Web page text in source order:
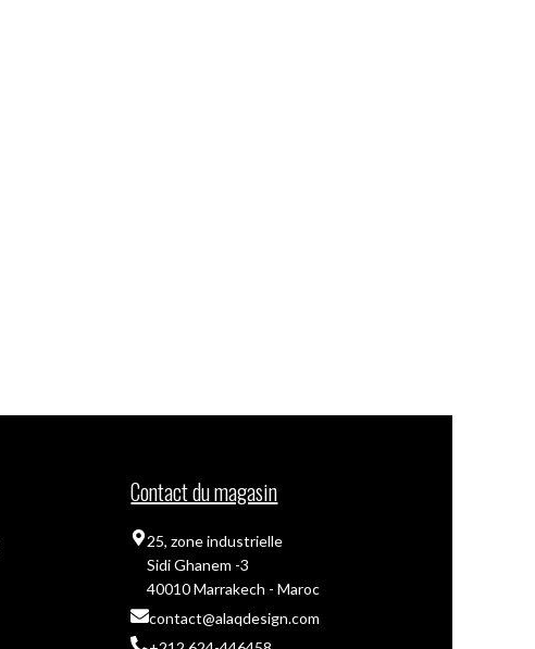
Contact du magasin
25, zone industrielle
Sidi Ghanem -3
40010 Marrakech - Maroc
contact@alaqdesign.com